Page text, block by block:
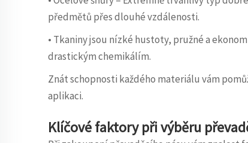
předmětů přes dlouhé vzdálenosti.
• Tkaniny jsou nízké hustoty, pružné a
drastickým chemikálím.
Znát schopnosti každého materiálu vám
aplikaci.
Klíčové faktory při výběru